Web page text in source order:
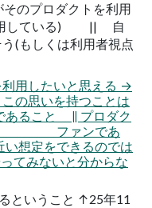
のプロダクトを利用
用している) || 自
(もしくは利用者視点
用したいと思える →
の思いを持つことは
あること || プロダク
、 ファンであ
をできるのでは
いと分からな
ということ ↑25年11